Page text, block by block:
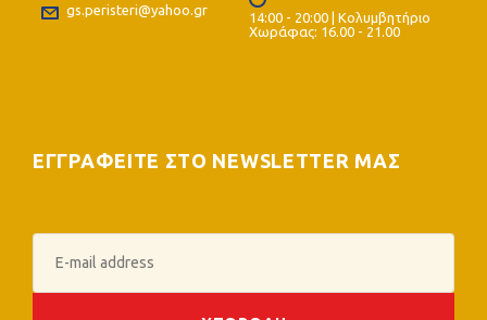
gs.peristeri@yahoo.gr
14:00 - 20:00 | Κολυμβητήριο
Χωράφας: 16.00 - 21.00
ΕΓΓΡΑΦΕΙΤΕ ΣΤΟ NEWSLETTER ΜΑΣ